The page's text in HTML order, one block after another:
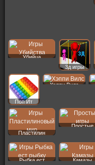
Убийца
3д игры
Поп Ит
Хэппи Вилс
Пластилин
Простые
Рыбка ест Камазы